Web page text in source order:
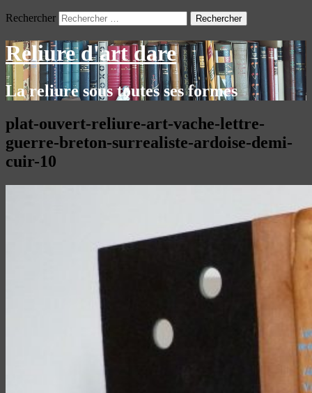
Rechercher
Reliure d'art dare
La reliure sous toutes ses formes
plat-ouvert-reliure-art-vache-lettre-
guerre-breton-surrealiste-ardoise-demi-
cuir-10